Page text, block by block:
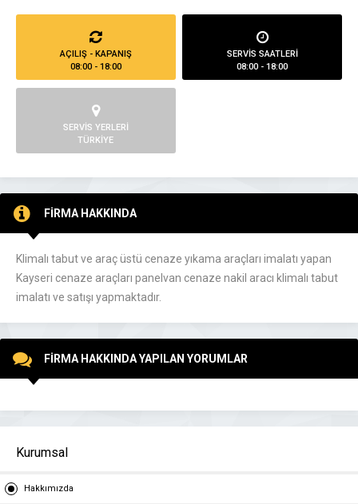
AÇILIŞ - KAPANIŞ
08:00 - 18:00
SERVİS SAATLERİ
08:00 - 18:00
SERVİS YERLERİ
TÜRKİYE
FİRMA HAKKINDA
Klimalı tabut ve araç üstü cenaze yıkama araçları imalatı yapan
Kayseri cenaze araçları panelvan cenaze nakil aracı klimalı tabut
imalatı ve satışı yapmaktadır.
FİRMA HAKKINDA YAPILAN YORUMLAR
Kurumsal
Hakkımızda